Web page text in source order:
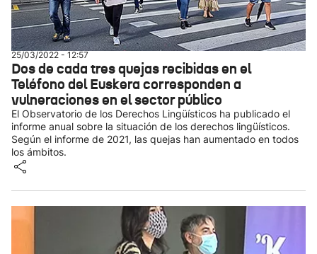
25/03/2022 - 12:57
Dos de cada tres quejas recibidas en el
Teléfono del Euskera corresponden a
vulneraciones en el sector público
El Observatorio de los Derechos Lingüísticos ha publicado el
informe anual sobre la situación de los derechos lingüísticos.
Según el informe de 2021, las quejas han aumentado en todos
los ámbitos.